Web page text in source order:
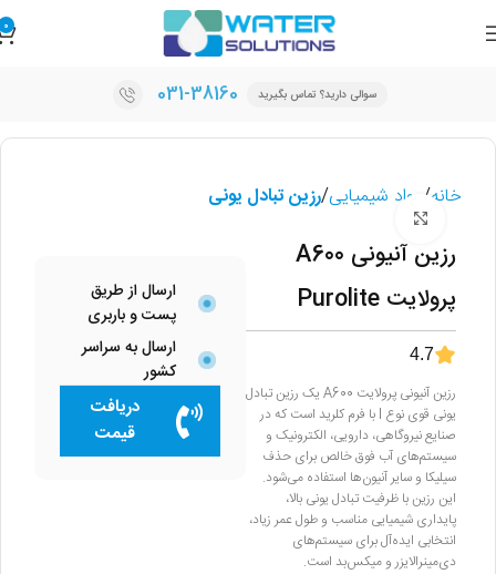
0
سوالی دارید؟ تماس بگیرید 031-38160
خانه مواد شیمیایی رزین تبادل یونی
ارسال از طریق
پست و باربری
ارسال به سراسر
کشور
دریافت
قیمت
رزین آنیونی A600
پرولایت Purolite
4.7
رزین آنیونی پرولایت A600 یک رزین تبادل
یونی قوی نوع I با فرم کلرید است که در
صنایع نیروگاهی، دارویی، الکترونیک و
سیستم‌های آب فوق خالص برای حذف
سیلیکا و سایر آنیون‌ها استفاده می‌شود.
این رزین با ظرفیت تبادل یونی بالا،
پایداری شیمیایی مناسب و طول عمر زیاد،
انتخابی ایده‌آل برای سیستم‌های
دی‌مینرالایزر و میکس‌بد است.